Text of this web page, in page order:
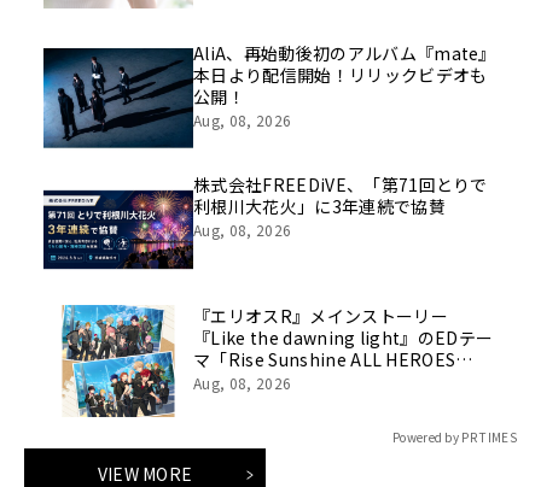
AliA、再始動後初のアルバム『mate』
本日より配信開始！リリックビデオも
公開！
Aug, 08, 2026
株式会社FREEDiVE、「第71回とりで
利根川大花火」に3年連続で協賛
Aug, 08, 2026
『エリオスR』メインストーリー
『Like the dawning light』のEDテー
マ「Rise Sunshine ALL HEROES
Ver.」がフルサイズ配信決定！
Aug, 08, 2026
Powered by PR TIMES
VIEW MORE